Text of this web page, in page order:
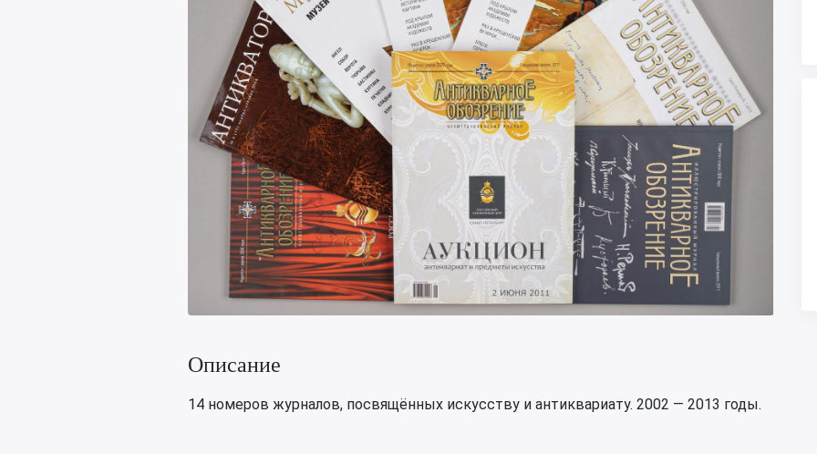
Описание
14 номеров журналов, посвящённых искусству и антиквариату. 2002 — 2013 годы.